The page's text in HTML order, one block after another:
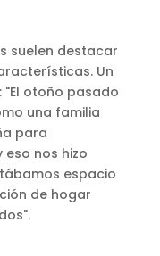
suelen destacar
Un
otoño pasado
una familia
para
nos hizo
espacio
de hogar